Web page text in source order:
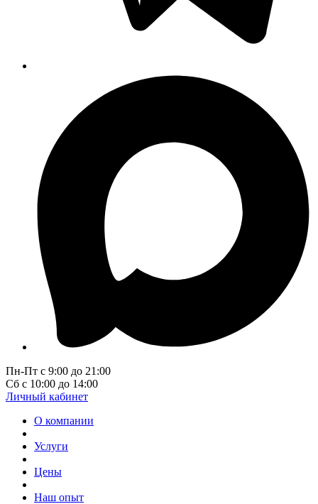
Пн-Пт с 9:00 до 21:00
Сб с 10:00 до 14:00
Личный кабинет
О компании
Услуги
Цены
Наш опыт